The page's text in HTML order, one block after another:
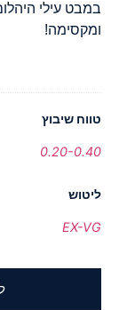
במבט עילי
ומקסימה!
טווח שיבוץ
0.20-0.40
ליטוש
EX-VG